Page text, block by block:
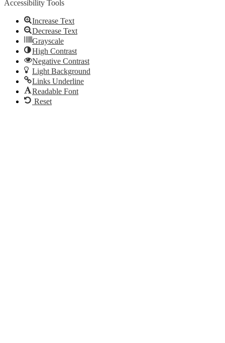
Accessibility Tools
Increase Text
Decrease Text
Grayscale
High Contrast
Negative Contrast
Light Background
Links Underline
Readable Font
Reset